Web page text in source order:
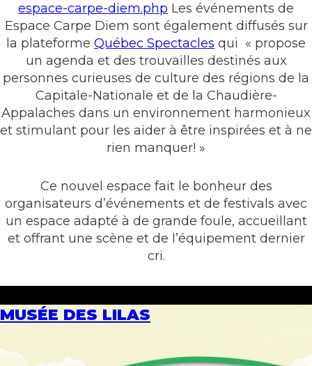
espace-carpe-diem.php Les événements de
Espace Carpe Diem sont également diffusés sur
la plateforme Québec Spectacles qui « propose
un agenda et des trouvailles destinés aux
personnes curieuses de culture des régions de la
Capitale-Nationale et de la Chaudière-
Appalaches dans un environnement harmonieux
et stimulant pour les aider à être inspirées et à ne
rien manquer! »
Ce nouvel espace fait le bonheur des
organisateurs d’événements et de festivals avec
un espace adapté à de grande foule, accueillant
et offrant une scène et de l’équipement dernier
cri.
MUSÉE DES LILAS